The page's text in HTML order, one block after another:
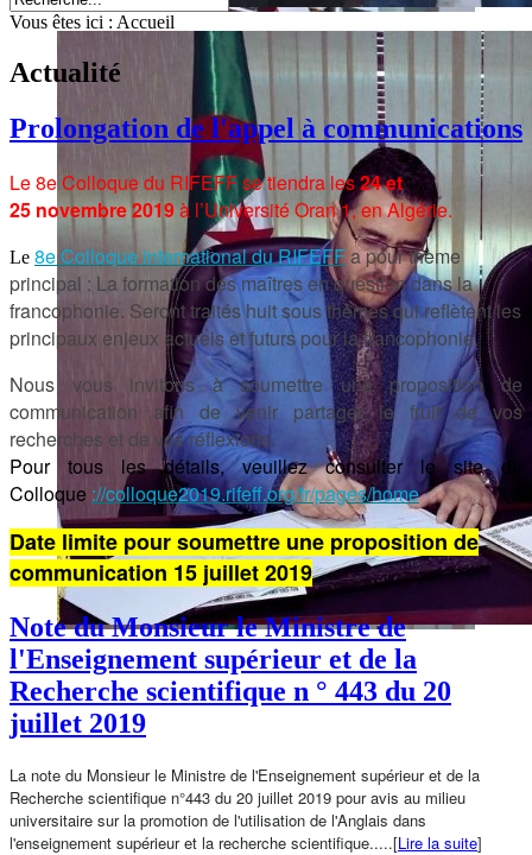
Vous êtes ici : Accueil
Actualité
Prolongation de l'appel à communications
Le 8e Colloque du RIFEFF se tiendra les24 et
25 novembre 2019à l’Université Oran 1, en Algérie.
Le 8e Colloque international du RIFEFFa pour thème
principal : La formation des maîtres en question dans la
francophonie. Seront traités huit sous thèmes qui reflètent les
principaux enjeux actuels et futurs pour la francophonie.
Nous vous invitons à soumettre une proposition de
communication afin de venir partager le fruit de vos
recherches et de vos réflexions.
Pour tous les détails, veuillez consulter le site du
Colloque ://colloque2019.rifeff.org/fr/pages/home
Date limite pour soumettre une proposition de
communication 15 juillet 2019
Note du Monsieur le Ministre de
l'Enseignement supérieur et de la
Recherche scientifique n ° 443 du 20
juillet 2019
La note du Monsieur le Ministre de l'Enseignement supérieur et de la
Recherche scientifique n°443 du 20 juillet 2019 pour avis au milieu
universitaire sur la promotion de l'utilisation de l'Anglais dans
l'enseignement supérieur et la recherche scientifique.....[Lire la suite]